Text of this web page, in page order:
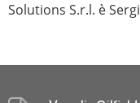
Solutions S.r.l. è